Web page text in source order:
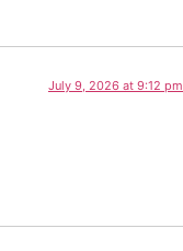
July 9, 2026 at 9:12 pm